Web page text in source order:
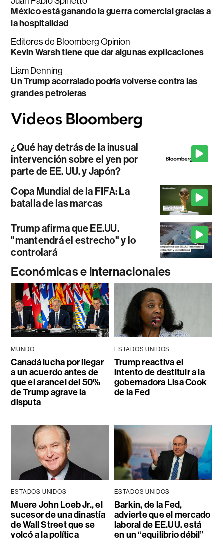
México está ganando la guerra comercial gracias a
la hospitalidad
Editores de Bloomberg Opinion
Kevin Warsh tiene que dar algunas explicaciones
Liam Denning
Un Trump acorralado podría volverse contra las
grandes petroleras
¿Qué hay detrás de la inusual
intervención sobre el yen por
parte de EE. UU. y Japón?
Copa Mundial de la FIFA: La
batalla de las marcas
Trump afirma que EE.UU.
"mantendrá el estrecho" y lo
controlará
Económicas e internacionales
MUNDO
Canadá lucha por llegar
a un acuerdo antes de
que el arancel del 50%
de Trump agrave la
disputa
ESTADOS UNIDOS
Trump reactiva el
intento de destituir a la
gobernadora Lisa Cook
de la Fed
ESTADOS UNIDOS
Muere John Loeb Jr., el
sucesor de una dinastía
de Wall Street que se
volcó a la política
ESTADOS UNIDOS
Barkin, de la Fed,
advierte que el mercado
laboral de EE.UU. está
en un “equilibrio débil”